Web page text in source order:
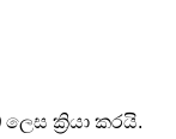
ලෙස ක්‍රියා කරයි.